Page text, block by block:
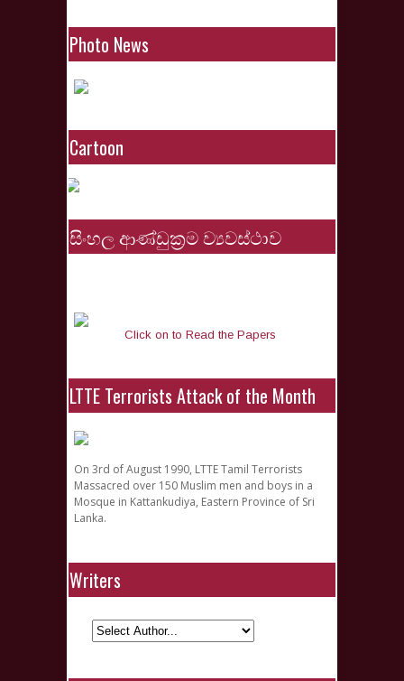
Photo News
Cartoon
සිංහල ආණ්ඩුක්‍රම ව්‍යවස්ථාව
Click on to Read the Papers
LTTE Terrorists Attack of the Month
On 3rd of August 1990, LTTE Tamil Terrorists
Massacred over 150 Muslim men and boys in a
Mosque in Kattankudiya, Eastern Province of Sri
Lanka.
Writers